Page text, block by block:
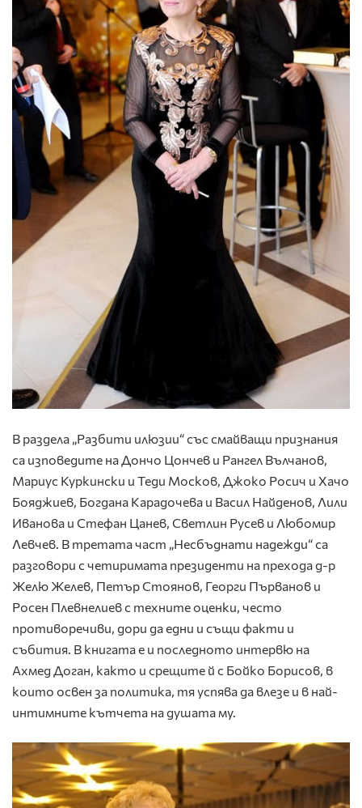
В раздела „Разбити илюзии“ със смайващи признания
са изповедите на Дончо Цончев и Рангел Вълчанов,
Мариус Куркински и Теди Москов, Джоко Росич и Хачо
Бояджиев, Богдана Карадочева и Васил Найденов, Лили
Иванова и Стефан Цанев, Светлин Русев и Любомир
Левчев. В третата част „Несбъднати надежди“ са
разговори с четиримата президенти на прехода д-р
Желю Желев, Петър Стоянов, Георги Първанов и
Росен Плевнелиев с техните оценки, често
противоречиви, дори да едни и същи факти и
събития. В книгата е и последното интервю на
Ахмед Доган, както и срещите й с Бойко Борисов, в
които освен за политика, тя успява да влезе и в най-
интимните кътчета на душата му.